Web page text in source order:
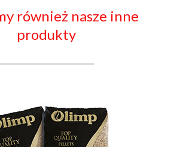
również nasze inne
produkty